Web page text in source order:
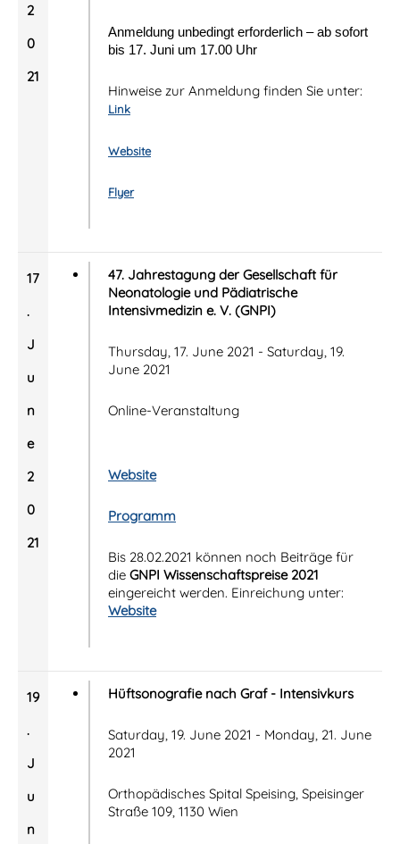
2
0
21
Anmeldung unbedingt erforderlich –ab sofort
bis 17. Juni um 17.00 Uhr
Hinweise zur Anmeldung finden Sie unter:
Link
Website
Flyer
17
.
J
u
n
e
2
0
21
47. Jahrestagung der Gesellschaft für
Neonatologie und Pädiatrische
Intensivmedizin e. V. (GNPI)
Thursday, 17. June 2021 - Saturday, 19.
June 2021
Online-Veranstaltung
Website
Programm
Bis 28.02.2021 können noch Beiträge für
die GNPI Wissenschaftspreise 2021
eingereicht werden. Einreichung unter:
Website
19
.
J
u
n
Hüftsonografie nach Graf - Intensivkurs
Saturday, 19. June 2021 - Monday, 21. June
2021
Orthopädisches Spital Speising, Speisinger
Straße 109, 1130 Wien